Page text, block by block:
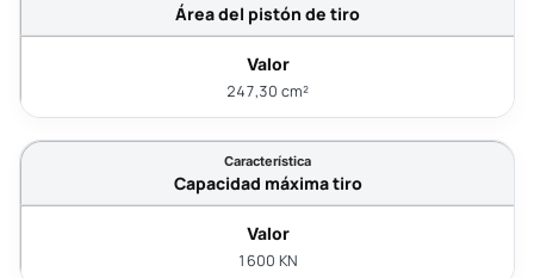
Área del pistón de tiro
247,30 cm²
Capacidad máxima tiro
1600 KN